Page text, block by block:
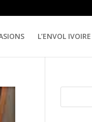
L’ENVOL IVOIRE